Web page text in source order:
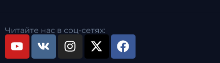
Читайте нас в соц-сетях: